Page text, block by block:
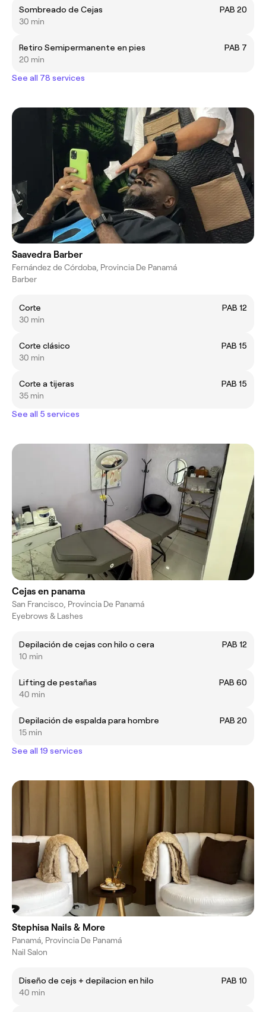
Sombreado de Cejas
PAB 20
30 min
Retiro Semipermanente en pies
PAB 7
20 min
See all 78 services
Saavedra Barber
Fernández de Córdoba, Provincia De Panamá
Barber
Corte
PAB 12
30 min
Corte clásico
PAB 15
30 min
Corte a tijeras
PAB 15
35 min
See all 5 services
Cejas en panama
San Francisco, Provincia De Panamá
Eyebrows & Lashes
Depilación de cejas con hilo o cera
PAB 12
10 min
Lifting de pestañas
PAB 60
40 min
Depilación de espalda para hombre
PAB 20
15 min
See all 19 services
Stephisa Nails & More
Panamá, Provincia De Panamá
Nail Salon
Diseño de cejs + depilacion en hilo
PAB 10
40 min